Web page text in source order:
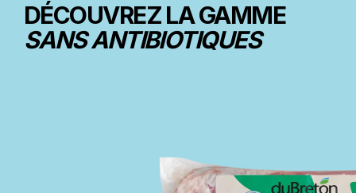
DÉCOUVREZ LA GAMME
SANS ANTIBIOTIQUES